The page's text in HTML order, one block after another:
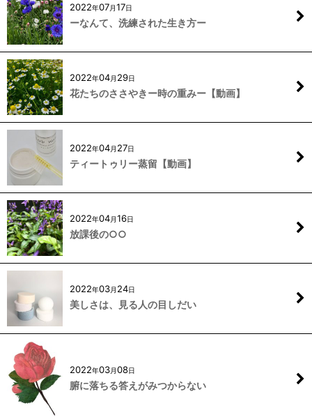
2022年07月17日
ーなんて、洗練された生き方ー
2022年04月 29日
花たちのささやきー時の重みー【動画】
2022年04月 27日
ティートゥリー蒸留【動画】
2022年04月16日
放課後の○○
2022年03月 24日
美しさは、見る人の目しだい
2022年03月08日
腑に落ちる答えがみつからない